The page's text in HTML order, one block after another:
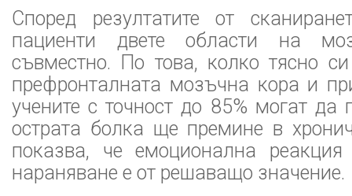
Според резултатите от
пациенти двете области на
съвместно. По това, колко тясно
префронталната мозъчна кора и
учените с точност до 85% могат да
острата болка ще премине в
показва, че емоционална
нараняване е от решаващо значение.